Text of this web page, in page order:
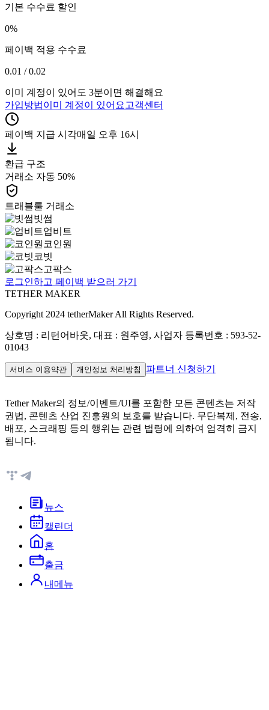
기본 수수료 할인
0%
페이백 적용 수수료
0.01 / 0.02
이미 계정이 있어도 3분이면 해결해요
가입방법이미 계정이 있어요 고객센터
페이백 지급 시각매일 오후 16시
환급 구조
거래소 자동 50%
트래블룰 거래소
빗썸
업비트
코인원
코빗
고팍스
로그인하고 페이백 받으러 가기
TETHER MAKER
Copyright 2024 tetherMaker All Rights Reserved.
상호명 : 리턴어바웃, 대표 : 원주영, 사업자 등록번호 : 593-52-
01043
서비스 이용약관 개인정보 처리방침 파트너 신청하기
Tether Maker의 정보/이벤트/UI를 포함한 모든 콘텐츠는 저작
권법, 콘텐츠 산업 진흥원의 보호를 받습니다. 무단복제, 전송,
배포, 스크래핑 등의 행위는 관련 법령에 의하여 엄격히 금지
됩니다.
뉴스
캘린더
홈
출금
내메뉴